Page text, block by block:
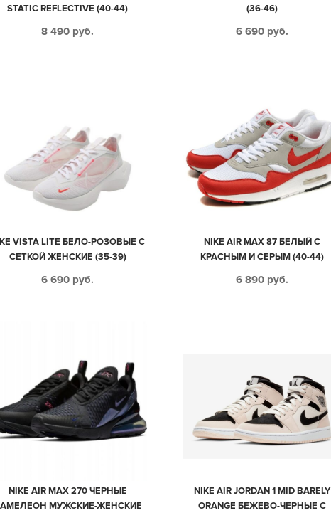
STATIC REFLECTIVE (40-44)
8 490 руб.
(36-46)
6 690 руб.
VISTA LITE БЕЛО-РОЗОВЫЕ С
СЕТКОЙ ЖЕНСКИЕ (35-39)
6 690 руб.
NIKE AIR MAX 87 БЕЛЫЙ С
КРАСНЫМ И СЕРЫМ (40-44)
6 890 руб.
NIKE AIR MAX 270 ЧЕРНЫЕ
МУЖСКИЕ-ЖЕНСКИЕ
NIKE AIR JORDAN 1 MID BARELY
ORANGE БЕЖЕВО-ЧЕРНЫЕ С